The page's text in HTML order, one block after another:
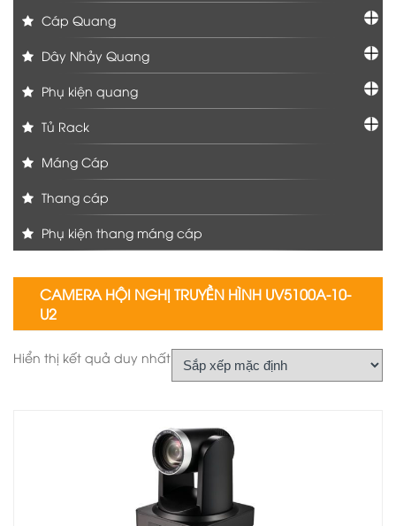
Cáp Quang
Dây Nhảy Quang
Phụ kiện quang
Tủ Rack
Máng Cáp
Thang cáp
Phụ kiện thang máng cáp
CAMERA HỘI NGHỊ TRUYỀN HÌNH UV5100A-10-
U2
Hiển thị kết quả duy nhất